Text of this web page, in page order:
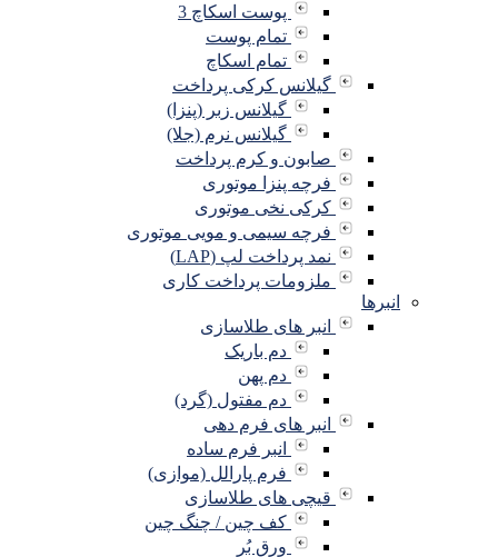
پوست اسکاچ 3
تمام پوست
تمام اسکاچ
گیلانس کرکی پرداخت
گیلانس زبر (پنزا)
گیلانس نرم (جلا)
صابون و کرم پرداخت
فرچه پنزا موتوری
کرکی نخی موتوری
فرچه سیمی و مویی موتوری
نمد پرداخت لپ (LAP)
ملزومات پرداخت کاری
انبرها
انبر های طلاسازی
دم باریک
دم پهن
دم مفتول (گرد)
انبر های فرم دهی
انبر فرم ساده
فرم پارالل (موازی)
قیچی های طلاسازی
کف چین / چنگ چین
ورق بُر